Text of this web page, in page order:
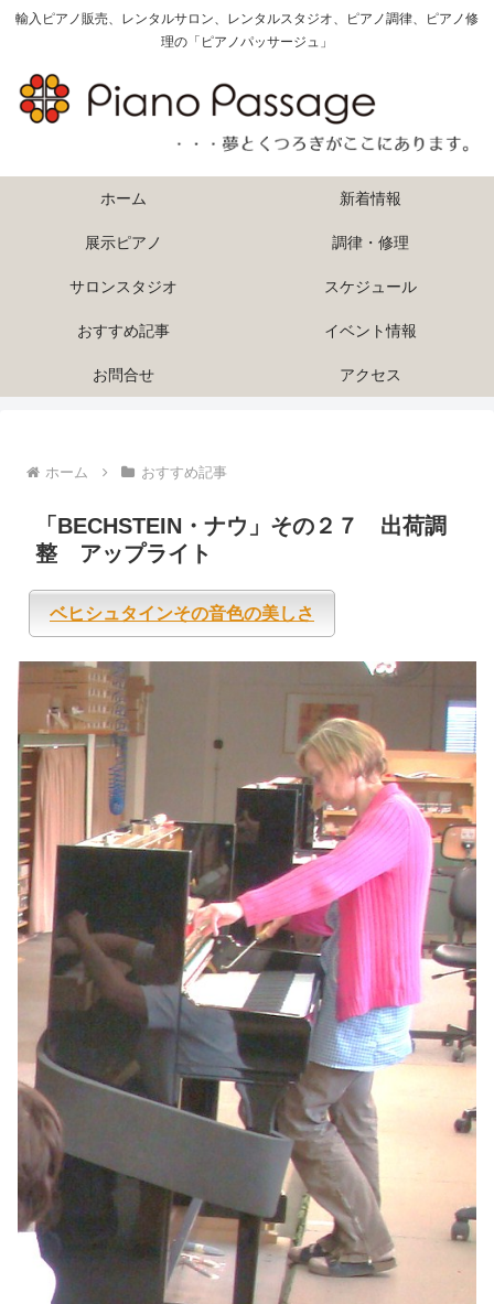
輸入ピアノ販売、レンタルサロン、レンタルスタジオ、ピアノ調律、ピアノ修
理の「ピアノパッサージュ」
ホーム 新着情報
展示ピアノ 調律・修理
サロンスタジオ スケジュール
おすすめ記事 イベント情報
お問合せ アクセス
ホーム おすすめ記事
「BECHSTEIN・ナウ」その２７ 出荷調
整 アップライト
ベヒシュタインその音色の美しさ